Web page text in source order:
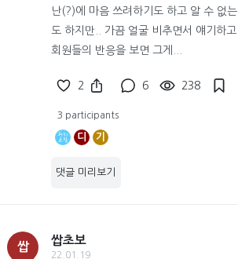
난(?)에 마음 쓰려하기도 하고 알 수 없
도 하지만.. 가끔 얼굴 비추면서 얘기하
회원들의 반응을 보면 그게...
2 6 238
3 participants
디 기
댓글 미리보기
쌉
쌉초보
22.01.19